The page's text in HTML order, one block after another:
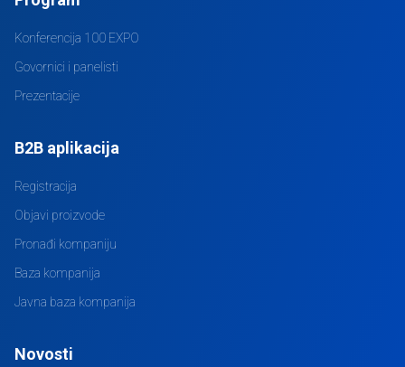
Konferencija 100 EXPO
Govornici i panelisti
Prezentacije
B2B aplikacija
Registracija
Objavi proizvode
Pronađi kompaniju
Baza kompanija
Javna baza kompanija
Novosti